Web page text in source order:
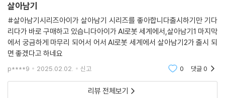
살아남기
#살아남기시리즈아이가 살아남기 시리즈를 좋아합니다출시하기만 기다
리다가 바로 구매하고 있습니다아이가 AI로봇 세계에서,살아남기1 마지막
에서 궁금하게 마무리 되어서 어서 AI로봇 세계에서 살아남기2가 출시 되
면 좋겠다고 하네요
p****9 2025.02.02. 신고 0 댓글0
리뷰 전체보기